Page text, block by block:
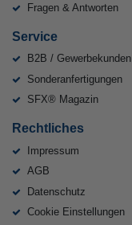
Fragen & Antworten
Service
B2B / Gewerbekunden
Sonderanfertigungen
SFX® Magazin
Rechtliches
Impressum
AGB
Datenschutz
Cookie Einstellungen